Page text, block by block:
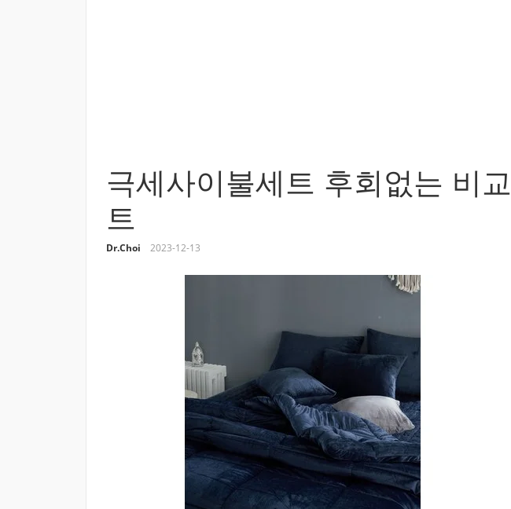
극세사이불세트 후회없는 비
트
Dr.Choi 2023-12-13